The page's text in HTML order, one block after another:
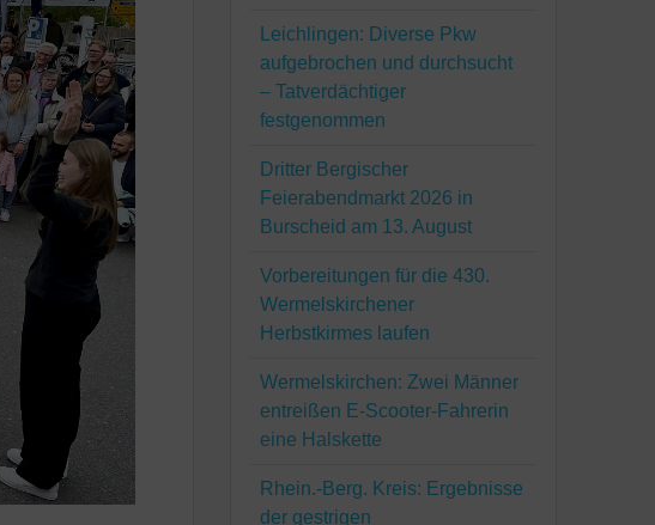
Leichlingen: Diverse Pkw
aufgebrochen und durchsucht
– Tatverdächtiger
festgenommen
Dritter Bergischer
Feierabendmarkt 2026 in
Burscheid am 13. August
Vorbereitungen für die 430.
Wermelskirchener
Herbstkirmes laufen
Wermelskirchen: Zwei Männer
entreißen E-Scooter-Fahrerin
eine Halskette
Rhein.-Berg. Kreis: Ergebnisse
der gestrigen